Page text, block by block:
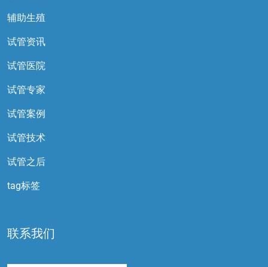
辅助生殖
试管资讯
试管医院
试管专家
试管案例
试管技术
试管之后
tag标签
联系我们